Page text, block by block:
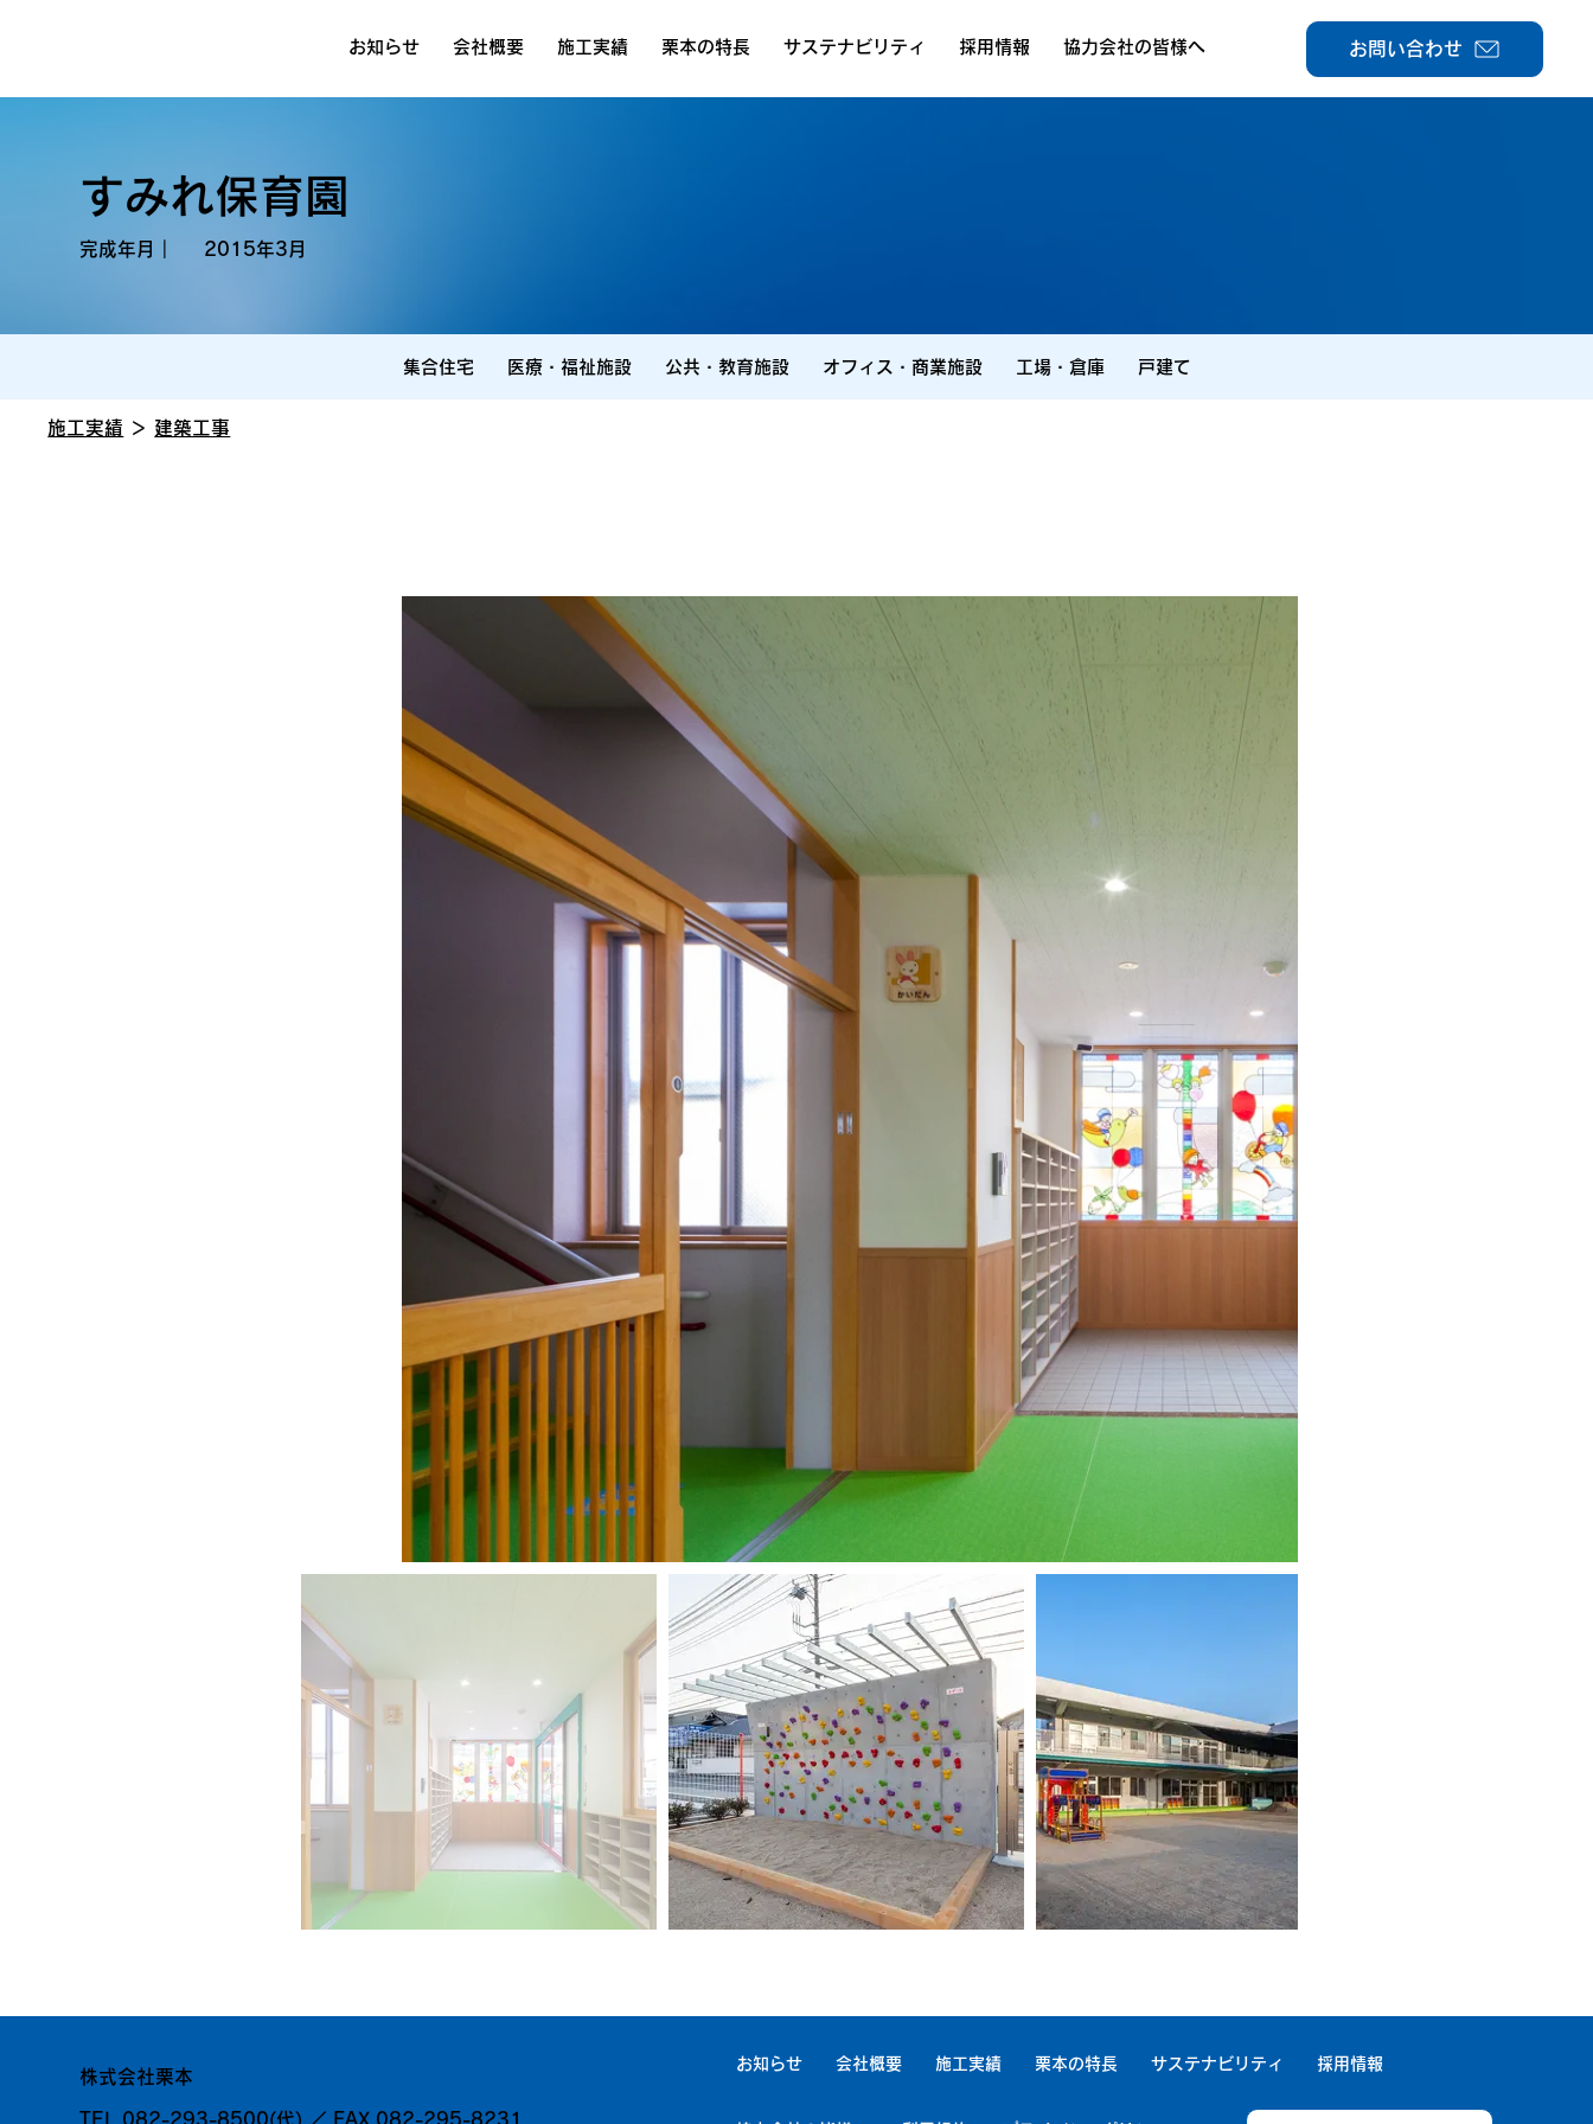
お知らせ 会社概要 施工実績 栗本の特長 サステナビリティ 採用情報 協力会社の皆様へ お問い合わせ
すみれ保育園
完成年月｜ 2015年3月
集合住宅 医療・福祉施設 公共・教育施設 オフィス・商業施設 工場・倉庫 戸建て
施工実績 ＞ 建築工事
お知らせ 会社概要 施工実績 栗本の特長 サステナビリティ 採用情報
株式会社栗本
TEL 082-293-8500(代) ／ FAX 082-295-8231